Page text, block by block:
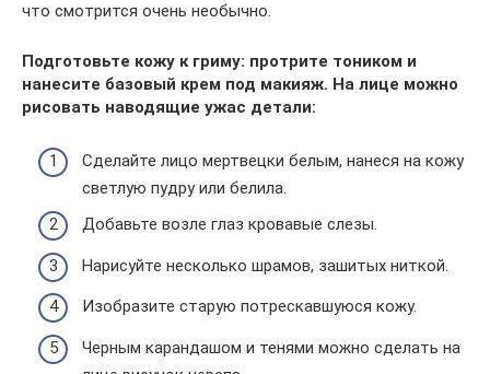
что смотрится очень необычно.
Подготовьте кожу к гриму: протрите тоником и
нанесите базовый крем под макияж. На лице можно
рисовать наводящие ужас детали:
Сделайте лицо мертвецки белым, нанеся на кожу
светлую пудру или белила.
Добавьте возле глаз кровавые слезы.
Нарисуйте несколько шрамов, зашитых ниткой.
Изобразите старую потрескавшуюся кожу.
Черным карандашом и тенями можно сделать на